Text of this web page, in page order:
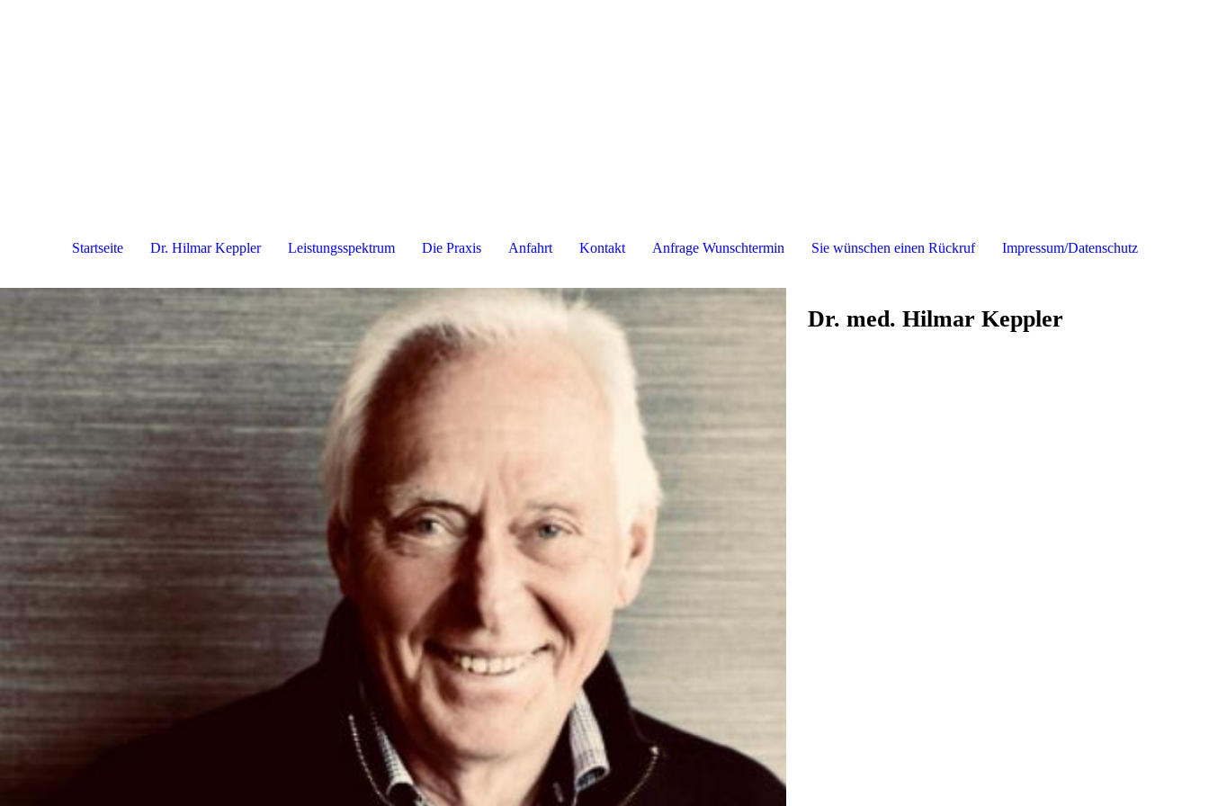
Startseite Dr. Hilmar Keppler Leistungsspektrum Die Praxis Anfahrt Kontakt Anfrage Wunschtermin Sie wünschen einen Rückruf Impressum/Datenschutz
Dr. med. Hilmar Keppler